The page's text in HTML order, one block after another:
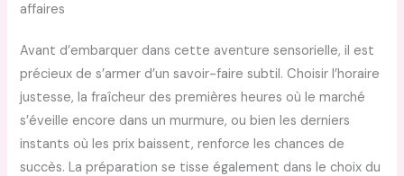
affaires
Avant d’embarquer dans cette aventure sensorielle, il est
précieux de s’armer d’un savoir-faire subtil. Choisir l’horaire
justesse, la fraîcheur des premières heures où le marché
s’éveille encore dans un murmure, ou bien les derniers
instants où les prix baissent, renforce les chances de
succès. La préparation se tisse également dans le choix du